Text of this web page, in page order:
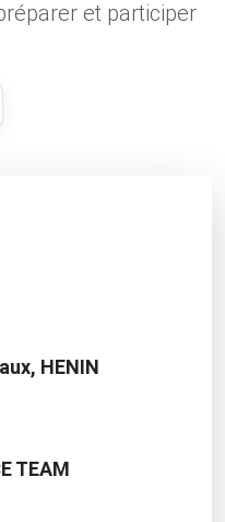
et participer
HENIN
TEAM